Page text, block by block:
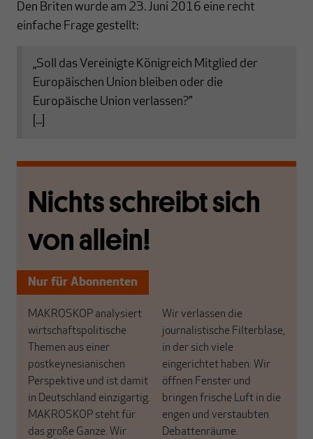
Den Briten wurde am 23. Juni 2016 eine recht
einfache Frage gestellt:
„Soll das Vereinigte Königreich Mitglied der
Europäischen Union bleiben oder die
Europäische Union verlassen?"
[...]
Nichts schreibt sich
von allein!
Nur für Abonnenten
MAKROSKOP analysiert
wirtschaftspolitische
Themen aus einer
postkeynesianischen
Perspektive und ist damit
in Deutschland einzigartig.
MAKROSKOP steht für
das große Ganze. Wir
Wir verlassen die
journalistische Filterblase,
in der sich viele
eingerichtet haben. Wir
öffnen Fenster und
bringen frische Luft in die
engen und verstaubten
Debattenräume.